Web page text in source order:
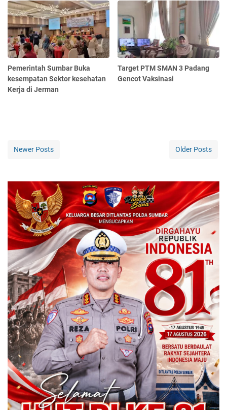
Pemerintah Sumbar Buka
kesempatan Sektor kesehatan
Kerja di Jerman
Target PTM SMAN 3 Padang
Gencot Vaksinasi
Newer Posts Older Posts